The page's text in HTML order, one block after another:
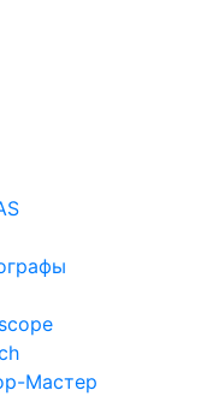
Мастер